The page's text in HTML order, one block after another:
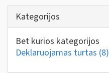
Kategorijos
Bet kurios kategorijos
Deklaruojamas turtas (8)